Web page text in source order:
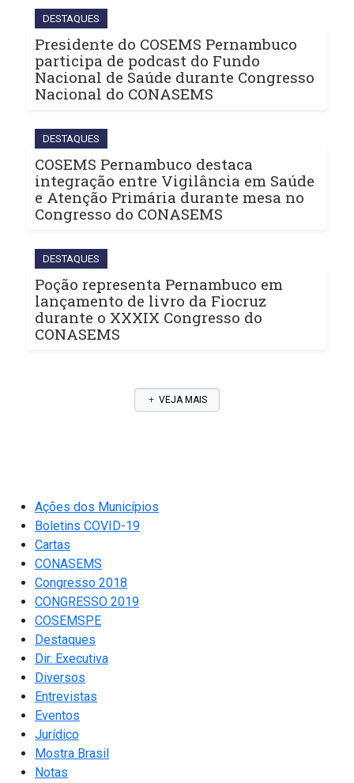
DESTAQUES
Presidente do COSEMS Pernambuco
participa de podcast do Fundo
Nacional de Saúde durante Congresso
Nacional do CONASEMS
DESTAQUES
COSEMS Pernambuco destaca
integração entre Vigilância em Saúde
e Atenção Primária durante mesa no
Congresso do CONASEMS
DESTAQUES
Poção representa Pernambuco em
lançamento de livro da Fiocruz
durante o XXXIX Congresso do
CONASEMS
VEJA MAIS
Ações dos Municípios
Boletins COVID-19
Cartas
CONASEMS
Congresso 2018
CONGRESSO 2019
COSEMSPE
Destaques
Dir. Executiva
Diversos
Entrevistas
Eventos
Jurídico
Mostra Brasil
Notas